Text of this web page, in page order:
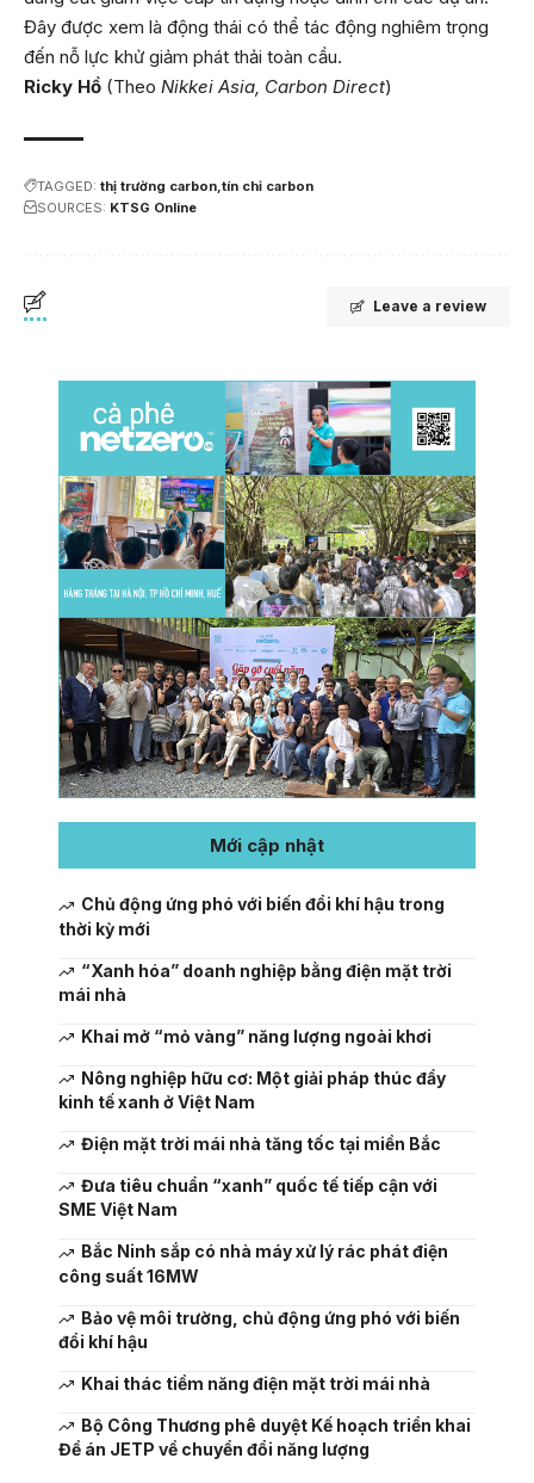
Đây được xem là động thái có thể tác động nghiêm trọng
đến nỗ lực khử giảm phát thải toàn cầu.
Ricky Hồ (Theo Nikkei Asia, Carbon Direct)
TAGGED: thị trường carbon tín chỉ carbon
SOURCES: KTSG Online
Leave a review
Mới cập nhật
Chủ động ứng phó với biến đổi khí hậu trong
thời kỳ mới
“Xanh hóa” doanh nghiệp bằng điện mặt trời
mái nhà
Khai mở “mỏ vàng” năng lượng ngoài khơi
Nông nghiệp hữu cơ: Một giải pháp thúc đẩy
kinh tế xanh ở Việt Nam
Điện mặt trời mái nhà tăng tốc tại miền Bắc
Đưa tiêu chuẩn “xanh” quốc tế tiếp cận với
SME Việt Nam
Bắc Ninh sắp có nhà máy xử lý rác phát điện
công suất 16MW
Bảo vệ môi trường, chủ động ứng phó với biến
đổi khí hậu
Khai thác tiềm năng điện mặt trời mái nhà
Bộ Công Thương phê duyệt Kế hoạch triển khai
Đề án JETP về chuyển đổi năng lượng